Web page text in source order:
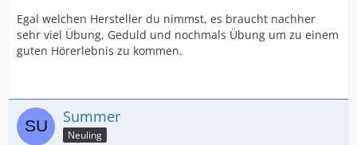
Egal welchen Hersteller du nimmst, es braucht nachher
sehr viel Übung, Geduld und nochmals Übung um zu einem
guten Hörerlebnis zu kommen.
Summer
Neuling